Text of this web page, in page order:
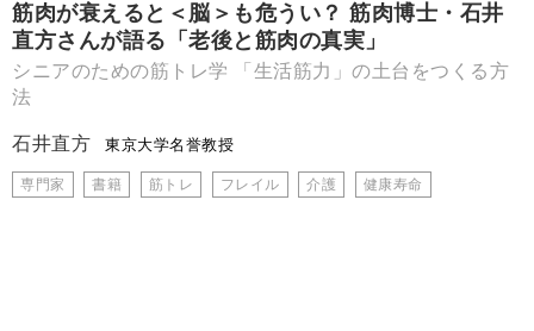
筋肉が衰えると＜脳＞も危うい？ 筋肉博士・石井
直方さんが語る「老後と筋肉の真実」
シニアのための筋トレ学 「生活筋力」の土台をつくる方
法
石井直方 東京大学名誉教授
専門家 書籍 筋トレ フレイル 介護 健康寿命